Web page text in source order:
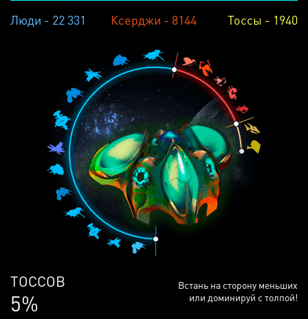
Люди - 22 331 Ксерджи - 8144 Тоссы - 1940
ЛЮДЕЙ
68%
Встань на сторону меньших
или доминируй с толпой!